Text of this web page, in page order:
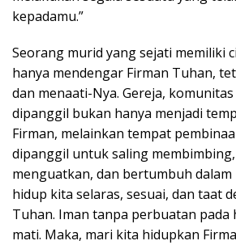
kepadamu.”
Seorang murid yang sejati memiliki
hanya mendengar Firman Tuhan,
dan menaati-Nya. Gereja,
dipanggil bukan hanya menjadi
Firman, melainkan tempat
dipanggil untuk saling
menguatkan, dan bertumbuh dalam
hidup kita selaras, sesuai, dan taat
Tuhan. Iman tanpa perbuatan pada
mati. Maka, mari kita hidupkan